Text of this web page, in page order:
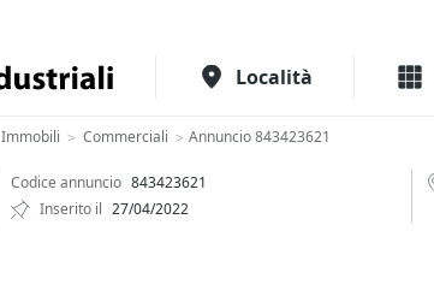
Località
Immobili > Commerciali > Annuncio 843423621
Codice annuncio 843423621
Inserito il 27/04/2022